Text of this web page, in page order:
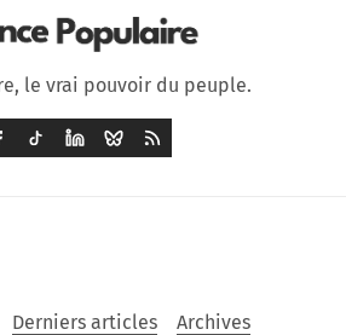
le vrai pouvoir du peuple.
Derniers articles
Archives